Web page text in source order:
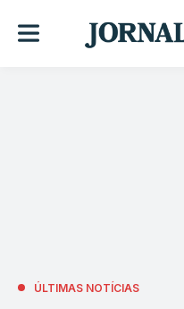
ÚLTIMAS NOTÍCIAS